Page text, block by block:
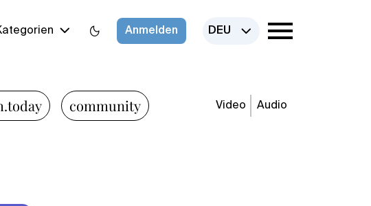
Anmelden DEU
community Video Audio